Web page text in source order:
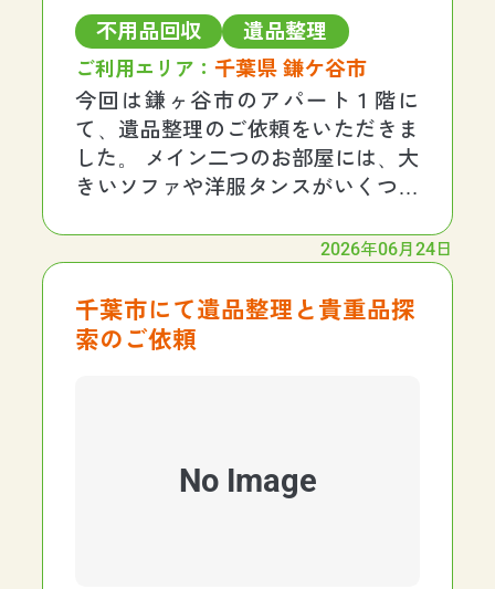
不用品回収 遺品整理
ご利用エリア：千葉県 鎌ケ谷市
今回は鎌ヶ谷市のアパート１階に
て、遺品整理のご依頼をいただきま
した。 メイン二つのお部屋には、大
きいソファや洋服タンスがいくつか
なられていたままの状態の案件でし
まで約２時間半でした。 お部屋から
トラックを置いている
2026年06月24日
千葉市にて遺品整理と貴重品探
索のご依頼
No Image